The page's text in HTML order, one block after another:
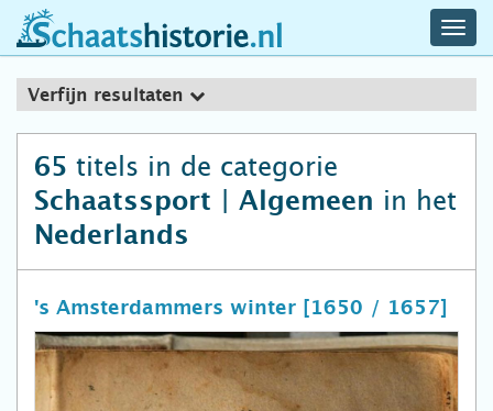
schaatshistorie.nl
Verfijn resultaten
65 titels in de categorie
Schaatssport | Algemeen in het
Nederlands
's Amsterdammers winter [1650 / 1657]